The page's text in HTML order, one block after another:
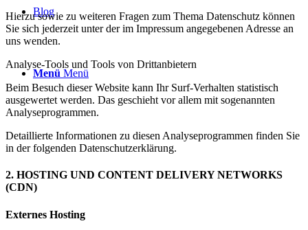
Blog
Menü Menü
Hierzu sowie zu weiteren Fragen zum Thema Datenschutz können
Sie sich jederzeit unter der im Impressum angegebenen Adresse an
uns wenden.
Analyse-Tools und Tools von Dritt­anbietern
Beim Besuch dieser Website kann Ihr Surf-Verhalten statistisch
ausgewertet werden. Das geschieht vor allem mit sogenannten
Analyseprogrammen.
Detaillierte Informationen zu diesen Analyseprogrammen finden Sie
in der folgenden Datenschutzerklärung.
2. HOSTING UND CONTENT DELIVERY NETWORKS
(CDN)
Externes Hosting